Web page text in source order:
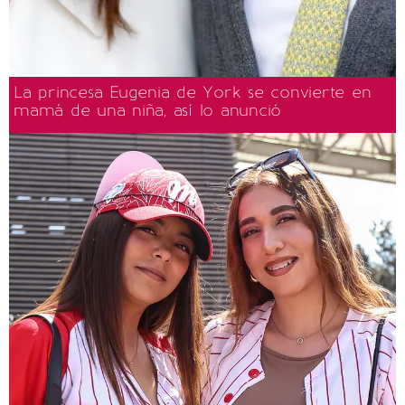
La princesa Eugenia de York se convierte en
mamá de una niña, así lo anunció